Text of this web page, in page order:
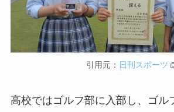
引用元： 日刊スポーツ
高校ではゴルフ部に入部し、ゴル